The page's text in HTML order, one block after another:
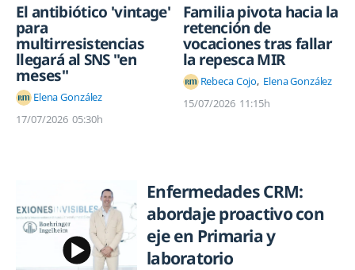
El antibiótico 'vintage'
para
multirresistencias
llegará al SNS "en
meses"
Elena González
17/07/2026 05:30h
Familia pivota hacia la
retención de
vocaciones tras fallar
la repesca MIR
Rebeca Cojo Elena González
15/07/2026 11:15h
Enfermedades CRM:
abordaje proactivo con
eje en Primaria y
laboratorio